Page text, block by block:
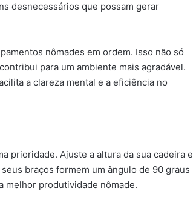
desnecessários que possam gerar
nômades em ordem. Isso não só
para um ambiente mais agradável.
a clareza mental e a eficiência no
prioridade. Ajuste a altura da sua cadeira e
braços formem um ângulo de 90 graus
melhor produtividade nômade.